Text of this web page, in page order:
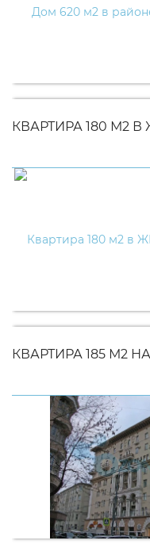
КВАРТИРА 180 М2
КВАРТИРА 185 М2